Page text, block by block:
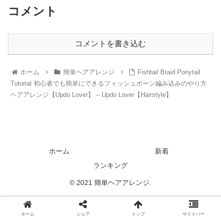
コメント
コメントを書き込む
ホーム 簡単ヘアアレンジ
Fishtail Braid Ponytail
Tutorial 初心者でも簡単にできるフィッシュボーン編み込みのやり方
ヘアアレンジ【Updo Lover】 – Updo Lover【Hairstyle】
ホーム
新着
ランキング
© 2021 簡単ヘアアレンジ.
ホーム シェア トップ サイドバー